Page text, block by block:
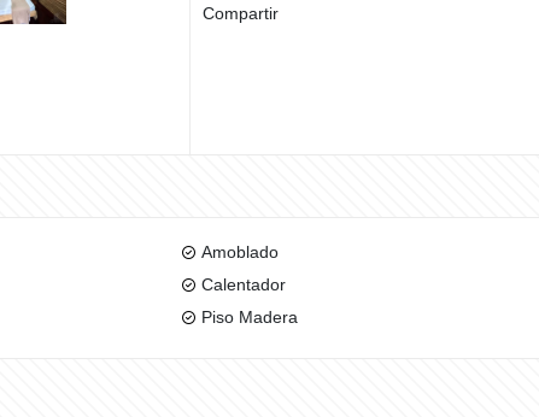
Compartir
Amoblado
Calentador
Piso Madera